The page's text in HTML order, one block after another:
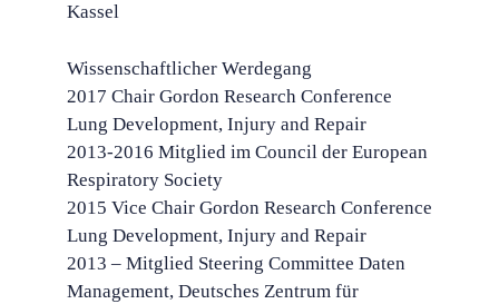
Kassel
Wissenschaftlicher Werdegang
2017 Chair Gordon Research Conference
Lung Development, Injury and Repair
2013-2016 Mitglied im Council der European
Respiratory Society
2015 Vice Chair Gordon Research Conference
Lung Development, Injury and Repair 
2013 – Mitglied Steering Committee Daten
Management, Deutsches Zentrum für